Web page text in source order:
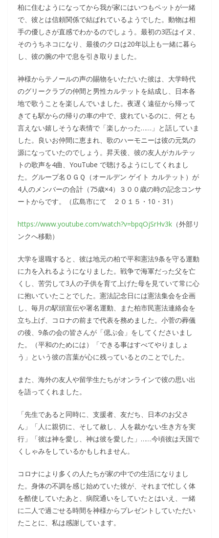
柏に住むようになってから我が家にはいつもペットが一緒
で、彼とは信頼関係で結ばれているようでした。動物は相
手の優しさが直感でわかるのでしょう。最初の3匹はイヌ、
そのうちネコになり、最後のクロは20年以上も一緒に暮ら
し、彼の腕の中で息を引き取りました。
神様からテノールの声の賜物をいただいた彼は、大学時代
のグリークラブの仲間と男性カルテットを結成し、日本各
地で歌うことを楽しんでいました。夜遅く遠征から帰って
きても駅からの帰りの車の中で、疲れているのに、何とも
言えない嬉しそうな表情で「楽しかった……」と話していま
した。良いお仲間に恵まれ、歌のハーモニーは彼の元気の
源になっていたのでしょう。昇天後、彼の友人がカルテッ
トの歌声を4曲、YouTube で聴けるようにしてくれまし
た。グループ名ＯＧＱ（オールデン ゲイト カルテット）が
4人のメンバーの合計（75歳×4）３００歳の時の記念コンサ
ートからです。（広島市にて ２０１５・10・31）
https://www.youtube.com/watch?v=bpqOjSrHv3k （外部リ
ンクへ移動）
大学を退職すると、彼は地元の柏で平和憲法9条を守る運動
に力を入れるようになりました。戦争で海軍だった父を亡
くし、苦労して3人の子供を育て上げた母を見ていて常に心
に抱いていたことでした。憲法記念日には憲法集会を企画
し、毎月の駅頭宣伝や署名運動、また柏市民憲法連絡会を
立ち上げ、コロナの前まで代表を務めました。小菅の葬儀
の後、9条の会の皆さんが「偲ぶ会」をしてくださいまし
た。（平和のためには）「できる事はすべてやりましょ
う」という彼の言葉が心に残っているとのことでした。
また、海外の友人や留学生たちがオンラインで彼の思い出
を語ってくれました。
「先生であると同時に、支援者、友だち、日本のお父さ
ん」「人に親切に、そして赦し、人を裁かない生き方を実
行」「彼は神を愛し、神は彼を愛した」……今頃彼は天国で
くしゃみをしているかもしれません。
コロナにより多くの人たちが家の中での生活になりまし
た。身体の不調を感じ始めていた彼が、それまで忙しく体
を酷使していたあと、病院通いをしていたとはいえ、一緒
に二人で過ごせる時間を神様からプレゼントしていただい
たことに、私は感謝しています。